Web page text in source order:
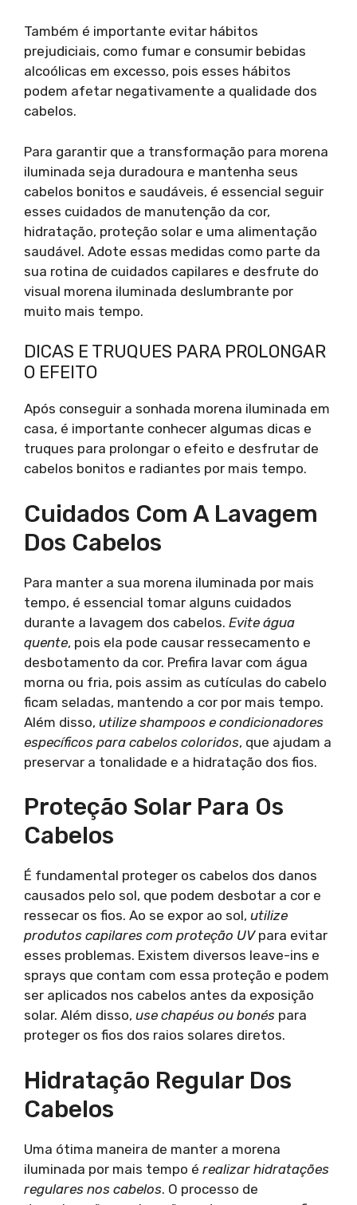
Também é importante evitar hábitos
prejudiciais, como fumar e consumir bebidas
alcoólicas em excesso, pois esses hábitos
podem afetar negativamente a qualidade dos
cabelos.
Para garantir que a transformação para morena
iluminada seja duradoura e mantenha seus
cabelos bonitos e saudáveis, é essencial seguir
esses cuidados de manutenção da cor,
hidratação, proteção solar e uma alimentação
saudável. Adote essas medidas como parte da
sua rotina de cuidados capilares e desfrute do
visual morena iluminada deslumbrante por
muito mais tempo.
DICAS E TRUQUES PARA PROLONGAR
O EFEITO
Após conseguir a sonhada morena iluminada em
casa, é importante conhecer algumas dicas e
truques para prolongar o efeito e desfrutar de
cabelos bonitos e radiantes por mais tempo.
Cuidados Com A Lavagem
Dos Cabelos
Para manter a sua morena iluminada por mais
tempo, é essencial tomar alguns cuidados
durante a lavagem dos cabelos. Evite água
quente, pois ela pode causar ressecamento e
desbotamento da cor. Prefira lavar com água
morna ou fria, pois assim as cutículas do cabelo
ficam seladas, mantendo a cor por mais tempo.
Além disso, utilize shampoos e condicionadores
específicos para cabelos coloridos, que ajudam a
preservar a tonalidade e a hidratação dos fios.
Proteção Solar Para Os
Cabelos
É fundamental proteger os cabelos dos danos
causados pelo sol, que podem desbotar a cor e
ressecar os fios. Ao se expor ao sol, utilize
produtos capilares com proteção UVpara evitar
esses problemas. Existem diversos leave-ins e
sprays que contam com essa proteção e podem
ser aplicados nos cabelos antes da exposição
solar. Além disso, use chapéus ou bonés para
proteger os fios dos raios solares diretos.
Hidratação Regular Dos
Cabelos
Uma ótima maneira de manter a morena
iluminada por mais tempo é realizar hidratações
regulares nos cabelos. O processo de